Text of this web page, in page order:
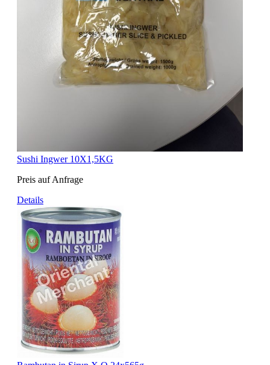
Sushi Ingwer 10X1,5KG
Preis auf Anfrage
Details